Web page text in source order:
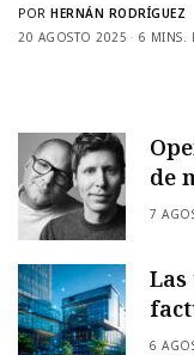
POR HERNÁN RODRÍGUEZ
20 AGOSTO 2025
6 MINS.
de
7
Las
6